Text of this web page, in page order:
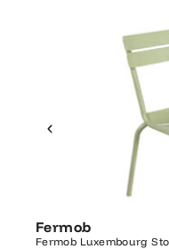
Fermob
Fermob Luxembourg